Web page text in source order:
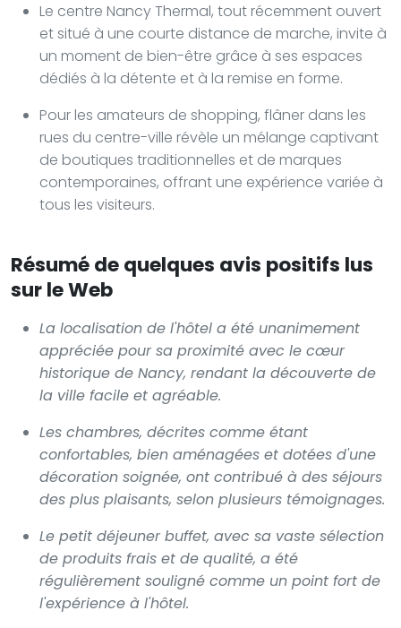
Le centre Nancy Thermal, tout récemment ouvert
et situé à une courte distance de marche, invite à
un moment de bien-être grâce à ses espaces
dédiés à la détente et à la remise en forme.
Pour les amateurs de shopping, flâner dans les
rues du centre-ville révèle un mélange captivant
de boutiques traditionnelles et de marques
contemporaines, offrant une expérience variée à
tous les visiteurs.
Résumé de quelques avis positifs lus
sur le Web
La localisation de l'hôtel a été unanimement
appréciée pour sa proximité avec le cœur
historique de Nancy, rendant la découverte de
la ville facile et agréable.
Les chambres, décrites comme étant
confortables, bien aménagées et dotées d'une
décoration soignée, ont contribué à des séjours
des plus plaisants, selon plusieurs témoignages.
Le petit déjeuner buffet, avec sa vaste sélection
de produits frais et de qualité, a été
régulièrement souligné comme un point fort de
l'expérience à l'hôtel.